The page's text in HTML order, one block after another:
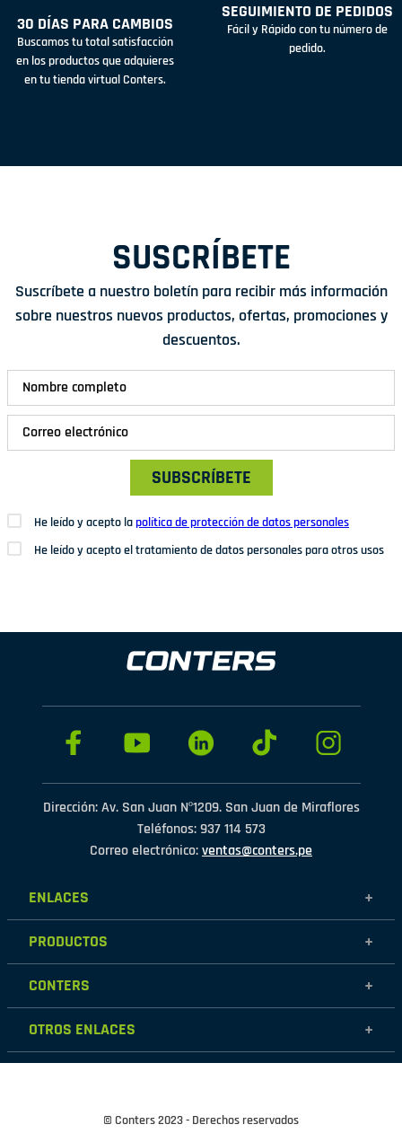
30 DÍAS PARA CAMBIOS
Buscamos tu total satisfacción
en los productos que adquieres
en tu tienda virtual Conters.
SEGUIMIENTO DE PEDIDOS
Fácil y Rápido con tu número de
pedido.
SUSCRÍBETE
Suscríbete a nuestro boletín para recibir más información
sobre nuestros nuevos productos, ofertas, promociones y
descuentos.
SUBSCRÍBETE
He leído y acepto lapolítica de protección de datos personales
He leído y acepto el tratamiento de datos personales para otros usos
Dirección: Av. San Juan Nº1209. San Juan de Miraflores
Teléfonos: 937 114 573
Correo electrónico:ventas@conters.pe
ENLACES +
Mujer
Hombre
PRODUCTOS +
Calzados
Zapatillas
CONTERS +
Nosotros
Contáctanos
Tiendas
OTROS ENLACES +
Políticas de garantía
Cambios y devoluciones
© Conters 2023 - Derechos reservados